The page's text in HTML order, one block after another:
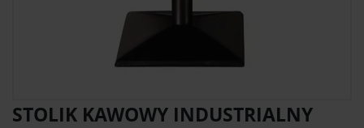
STOLIK KAWOWY INDUSTRIALNY